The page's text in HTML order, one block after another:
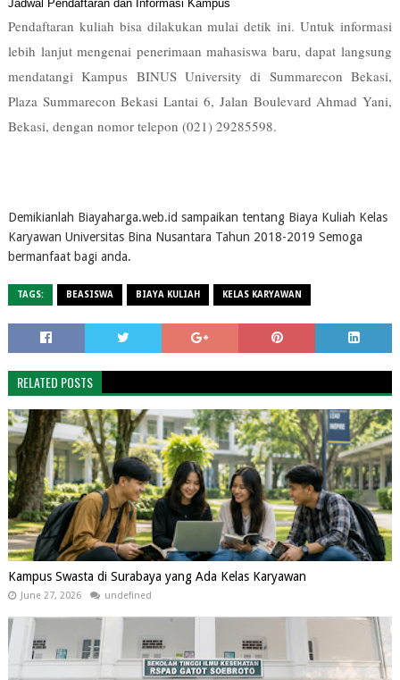
Jadwal Pendaftaran dan Informasi Kampus
Pendaftaran kuliah bisa dilakukan mulai detik ini. Untuk informasi
lebih lanjut mengenai penerimaan mahasiswa baru, dapat langsung
mendatangi Kampus BINUS University di Summarecon Bekasi,
Plaza Summarecon Bekasi Lantai 6, Jalan Boulevard Ahmad Yani,
Bekasi, dengan nomor telepon (021) 29285598.
Demikianlah Biayaharga.web.id sampaikan tentang Biaya Kuliah Kelas
Karyawan Universitas Bina Nusantara Tahun 2018-2019 Semoga
bermanfaat bagi anda.
TAGS: BEASISWA BIAYA KULIAH KELAS KARYAWAN
RELATED POSTS
Kampus Swasta di Surabaya yang Ada Kelas Karyawan
June 27, 2026 undefined